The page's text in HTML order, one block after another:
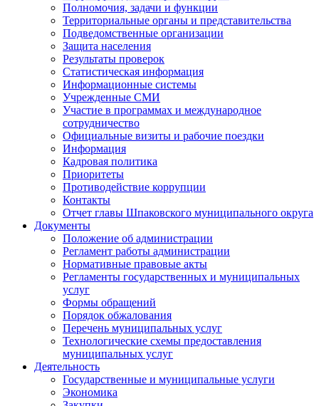
Полномочия, задачи и функции
Территориальные органы и представительства
Подведомственные организации
Защита населения
Результаты проверок
Статистическая информация
Информационные системы
Учрежденные СМИ
Участие в программах и международное
сотрудничество
Официальные визиты и рабочие поездки
Информация
Кадровая политика
Приоритеты
Противодействие коррупции
Контакты
Отчет главы Шпаковского муниципального округа
Документы
Положение об администрации
Регламент работы администрации
Нормативные правовые акты
Регламенты государственных и муниципальных
услуг
Формы обращений
Порядок обжалования
Перечень муниципальных услуг
Технологические схемы предоставления
муниципальных услуг
Деятельность
Государственные и муниципальные услуги
Экономика